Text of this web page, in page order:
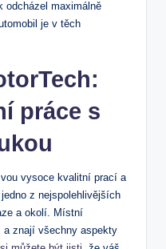
odcházel maximálně
je v⁢ těch
práce s​
vysoce kvalitní prací a
z ⁤nejspolehlivějších
a okolí. Místní‌
⁢a znají všechny aspekty